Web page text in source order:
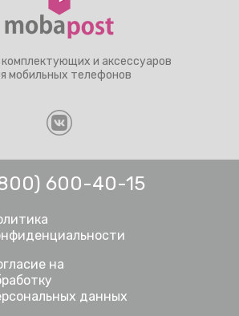
и аксессуаров
мобильных телефонов
600-40-15
на
данных